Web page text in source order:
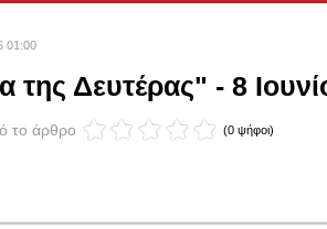
01:00
της Δευτέρας" - 8
το άρθρο (0 ψήφοι)